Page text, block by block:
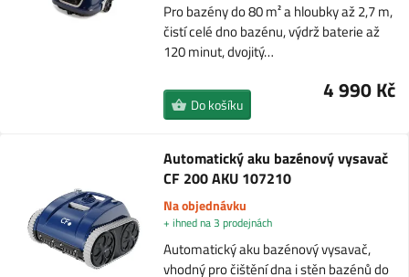
Pro bazény do 80 m² a hloubky až 2,7 m,
čistí celé dno bazénu, výdrž baterie až
120 minut, dvojitý…
4 990 Kč
Do košíku
Automatický aku bazénový vysavač
CF 200 AKU 107210
Na objednávku
+ ihned na 3 prodejnách
Automatický aku bazénový vysavač,
vhodný pro čištění dna i stěn bazénů do